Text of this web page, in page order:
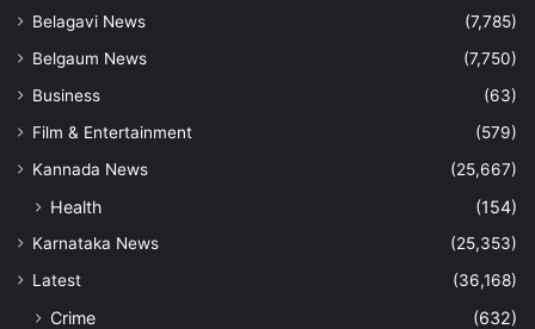
Belagavi News
(7,785)
Belgaum News
(7,750)
Business
(63)
Film & Entertainment
(579)
Kannada News
(25,667)
Health (154)
Karnataka News
(25,353)
Latest
(36,168)
Crime
(632)